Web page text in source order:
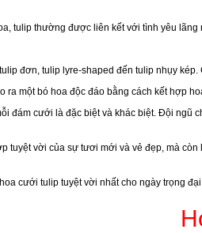
tulip thường được liên kết với tình yêu
đơn, tulip lyre-shaped đến tulip nhụy
ra một bó hoa độc đáo bằng cách kết hợp
đám cưới là đặc biệt và khác biệt. Đội ngũ
tuyệt vời của sự tươi mới và vẻ đẹp, mà
cưới tulip tuyệt vời nhất cho ngày trọng